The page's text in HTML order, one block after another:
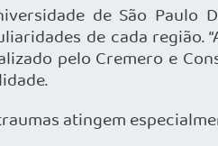
de São Paulo
de cada região.
pelo Cremero e
atingem